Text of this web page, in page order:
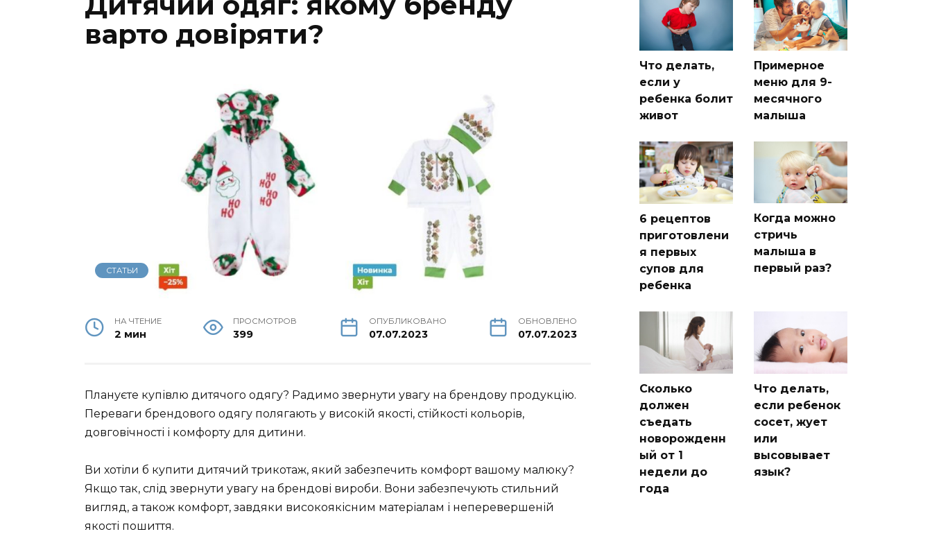
варто довіряти?
СТАТЬИ
НА ЧТЕНИЕ
2 мин
ПРОСМОТРОВ
399
ОПУБЛИКОВАНО
07.07.2023
ОБНОВЛЕНО
07.07.2023
Плануєте купівлю дитячого одягу? Радимо звернути увагу на брендову продукцію.
Переваги брендового одягу полягають у високій якості, стійкості кольорів,
довговічності і комфорту для дитини.
Ви хотіли б купити дитячий трикотаж, який забезпечить комфорт вашому малюку?
Якщо так, слід звернути увагу на брендові вироби. Вони забезпечують стильний
вигляд, а також комфорт, завдяки високоякісним матеріалам і неперевершеній
якості пошиття.
Что делать,
если у
ребенка болит
живот
Примерное
меню для 9-
месячного
малыша
6 рецептов
приготовлени
я первых
супов для
ребенка
Когда можно
стричь
малыша в
первый раз?
Сколько
должен
съедать
новорожденн
ый от 1
недели до
года
Что делать,
если ребенок
сосет, жует
или
высовывает
язык?